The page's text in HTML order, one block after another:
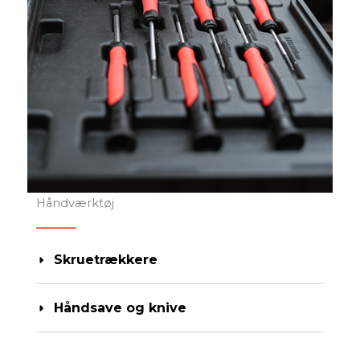
Håndværktøj
Skruetrækkere
Håndsave og knive